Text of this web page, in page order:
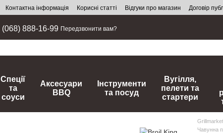
Контактна інформація Корисні статті Відгуки про магазин Договір
(068) 888-16-99 Передзвонити вам?
Спеції
та
соуси
Аксесуари
BBQ
Інструменти
та посуд
Вугілля,
пелети та
стартери
Grillmarket
Чавунна